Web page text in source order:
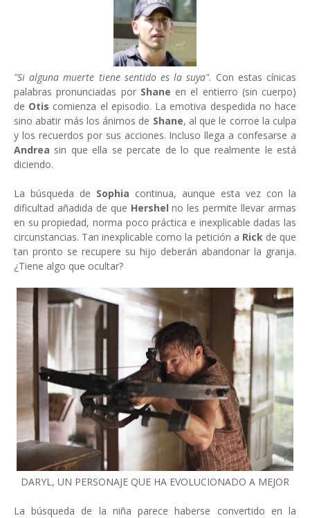
"Si alguna muerte tiene sentido es la suya". Con estas cínicas
palabras pronunciadas por Shane en el entierro (sin cuerpo)
de Otis comienza el episodio. La emotiva despedida no hace
sino abatir más los ánimos de Shane, al que le corroe la culpa
y los recuerdos por sus acciones. Incluso llega a confesarse a
Andrea sin que ella se percate de lo que realmente le está
diciendo.
La búsqueda de Sophia continua, aunque esta vez con la
dificultad añadida de que Hershel no les permite llevar armas
en su propiedad, norma poco práctica e inexplicable dadas las
circunstancias. Tan inexplicable como la petición a Rickde que
tan pronto se recupere su hijo deberán abandonar la granja.
¿Tiene algo que ocultar?
DARYL, UN PERSONAJE QUE HA EVOLUCIONADO A MEJOR
La búsqueda de la niña parece haberse convertido en la